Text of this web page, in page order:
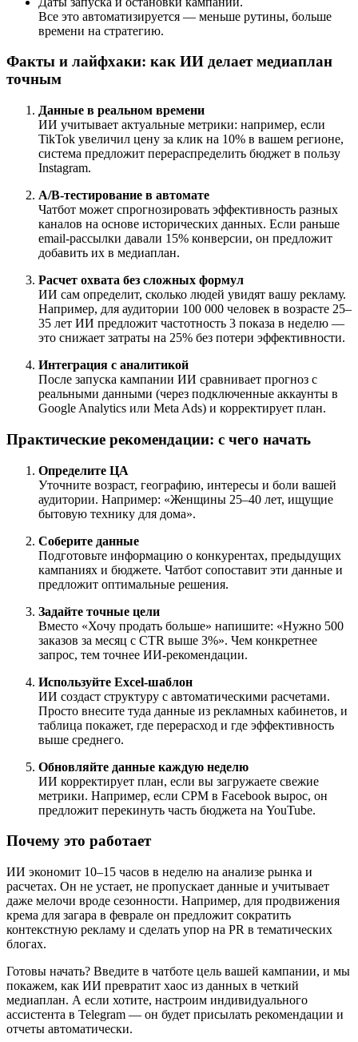
Все это автоматизируется — меньше рутины, больше
времени на стратегию.
Факты и лайфхаки: как ИИ делает медиаплан
точным
Данные в реальном времени
ИИ учитывает актуальные метрики: например, если
TikTok увеличил цену за клик на 10% в вашем регионе,
система предложит перераспределить бюджет в пользу
Instagram.
A/B-тестирование в автомате
Чатбот может спрогнозировать эффективность разных
каналов на основе исторических данных. Если раньше
email-рассылки давали 15% конверсии, он предложит
добавить их в медиаплан.
Расчет охвата без сложных формул
ИИ сам определит, сколько людей увидят вашу рекламу.
Например, для аудитории 100 000 человек в возрасте 25–
35 лет ИИ предложит частотность 3 показа в неделю —
это снижает затраты на 25% без потери эффективности.
Интеграция с аналитикой
После запуска кампании ИИ сравнивает прогноз с
реальными данными (через подключенные аккаунты в
Google Analytics или Meta Ads) и корректирует план.
Практические рекомендации: с чего начать
Определите ЦА
Уточните возраст, географию, интересы и боли вашей
аудитории. Например: «Женщины 25–40 лет, ищущие
бытовую технику для дома».
Соберите данные
Подготовьте информацию о конкурентах, предыдущих
кампаниях и бюджете. Чатбот сопоставит эти данные и
предложит оптимальные решения.
Задайте точные цели
Вместо «Хочу продать больше» напишите: «Нужно 500
заказов за месяц с CTR выше 3%». Чем конкретнее
запрос, тем точнее ИИ-рекомендации.
Используйте Excel-шаблон
ИИ создаст структуру с автоматическими расчетами.
Просто внесите туда данные из рекламных кабинетов, и
таблица покажет, где перерасход и где эффективность
выше среднего.
Обновляйте данные каждую неделю
ИИ корректирует план, если вы загружаете свежие
метрики. Например, если CPM в Facebook вырос, он
предложит перекинуть часть бюджета на YouTube.
Почему это работает
ИИ экономит 10–15 часов в неделю на анализе рынка и
расчетах. Он не устает, не пропускает данные и учитывает
даже мелочи вроде сезонности. Например, для продвижения
крема для загара в феврале он предложит сократить
контекстную рекламу и сделать упор на PR в тематических
блогах.
Готовы начать? Введите в чатботе цель вашей кампании, и мы
покажем, как ИИ превратит хаос из данных в четкий
медиаплан. А если хотите, настроим индивидуального
ассистента в Telegram — он будет присылать рекомендации и
отчеты автоматически.